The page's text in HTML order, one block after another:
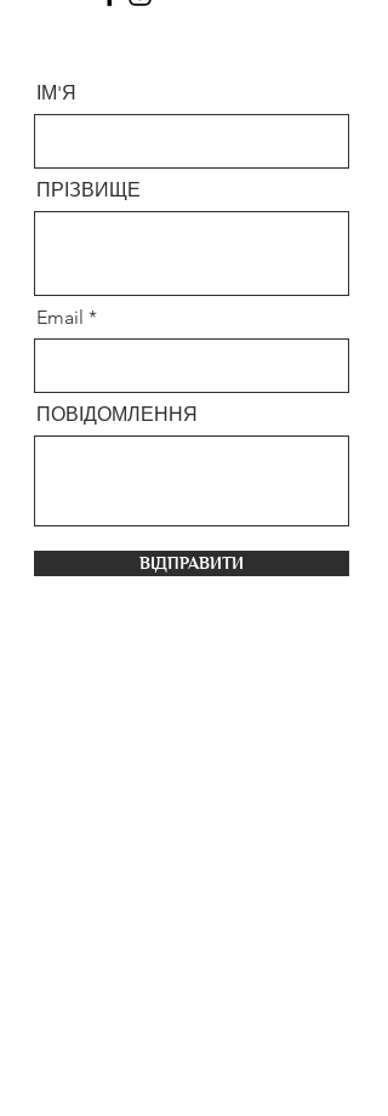
ІМ'Я
ПРІЗВИЩЕ
Email
ПОВІДОМЛЕННЯ
ВІДПРАВИТИ